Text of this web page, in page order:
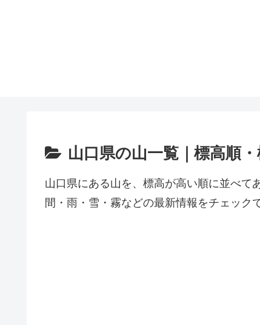
山口県の山一覧｜標高順
山口県にある山を、標高が高い順に並べて
間・雨・雪・霧などの最新情報をチェック